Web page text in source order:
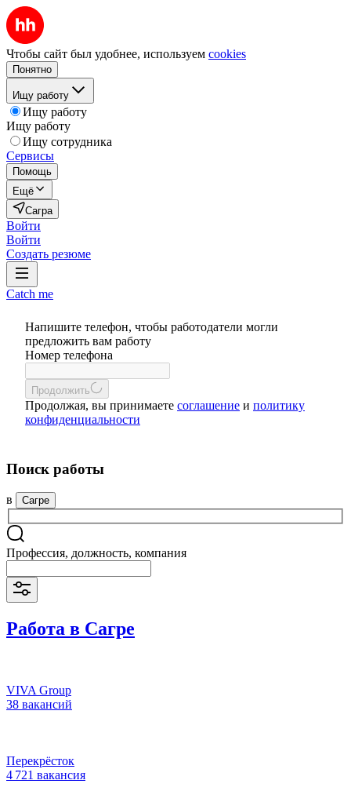
Чтобы сайт был удобнее, используем cookies
Понятно
Ищу работу
Ищу работу
Ищу работу
Ищу сотрудника
Сервисы
Помощь
Ещё
Сагра
Войти
Войти
Создать резюме
Catch me
Напишите телефон, чтобы работодатели могли
предложить вам работу
Номер телефона
Продолжить
Продолжая, вы принимаете соглашение и политику
конфиденциальности
Поиск работы
в Сагре
Профессия, должность, компания
Работа в Сагре
VIVA Group
38 вакансий
Перекрёсток
4 721 вакансия